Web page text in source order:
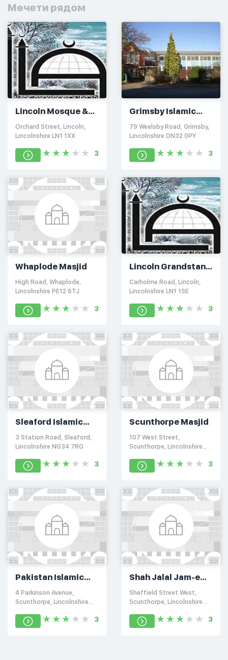
Мечети рядом
Lincoln Mosque &
Islamic Association
Orchard Street, Lincoln,
Lincolnshire LN1 1XX
3
Grimsby Islamic
Cultural Centre
79 Weelsby Road, Grimsby,
Lincolnshire DN32 0PY
3
Whaplode Masjid
High Road, Whaplode,
Lincolnshire PE12 6TJ
3
Lincoln Grandstand
Community Centre
Carholme Road, Lincoln,
Lincolnshire LN1 1SE
3
Sleaford Islamic
Centre
3 Station Road, Sleaford,
Lincolnshire NG34 7RG
3
Scunthorpe Masjid
107 West Street,
Scunthorpe, Lincolnshire
3
Pakistan Islamic
Centre
4 Parkinson Avenue,
Scunthorpe, Lincolnshire
3
Shah Jalal Jam-e
Mosque & Islamic
Centre
Sheffield Street West,
Scunthorpe, Lincolnshire
3